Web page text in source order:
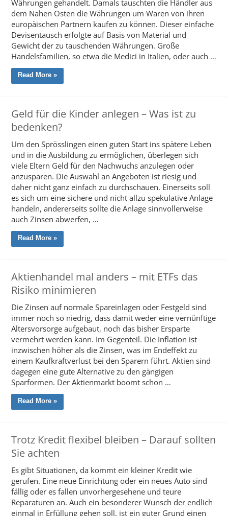
Währungen gehandelt. Damals tauschten die Händler aus
dem Nahen Osten die Währungen um Waren von ihren
europäischen Partnern kaufen zu können. Dieser einfache
Devisentausch erfolgte auf Basis von Material und
Gewicht der zu tauschenden Währungen. Große
Handelsfamilien, so etwa die Medici in Italien, oder auch …
Read More »
Geld für die Kinder anlegen – Was ist zu
bedenken?
Um den Sprösslingen einen guten Start ins spätere Leben
und in die Ausbildung zu ermöglichen, überlegen sich
viele Eltern Geld für den Nachwuchs anzulegen oder
anzusparen. Die Auswahl an Angeboten ist riesig und
daher nicht ganz einfach zu durchschauen. Einerseits soll
es sich um eine sichere und nicht allzu spekulative Anlage
handeln, andererseits sollte die Anlage sinnvollerweise
auch Zinsen abwerfen, …
Read More »
Aktienhandel mal anders – mit ETFs das
Risiko minimieren
Die Zinsen auf normale Spareinlagen oder Festgeld sind
immer noch so niedrig, dass damit weder eine vernünftige
Altersvorsorge aufgebaut, noch das bisher Ersparte
vermehrt werden kann. Im Gegenteil. Die Inflation ist
inzwischen höher als die Zinsen, was im Endeffekt zu
einem Kaufkraftverlust bei den Sparern führt. Aktien sind
dagegen eine gute Alternative zu den gängigen
Sparformen. Der Aktienmarkt boomt schon …
Read More »
Trotz Kredit flexibel bleiben – Darauf sollten
Sie achten
Es gibt Situationen, da kommt ein kleiner Kredit wie
gerufen. Eine neue Einrichtung oder ein neues Auto sind
fällig oder es fallen unvorhergesehene und teure
Reparaturen an. Auch ein besonderer Wunsch der endlich
einmal in Erfüllung gehen soll, ist ein guter Grund einen